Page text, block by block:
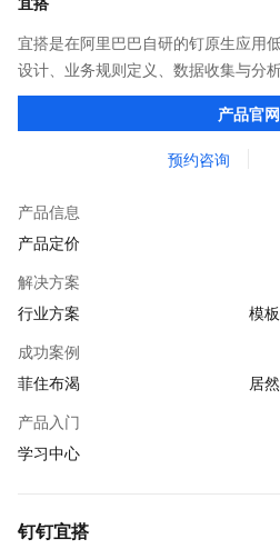
宜搭是在阿里巴巴自研的钉原生应用
设计、业务规则定义、数据收集与分
单的拖拽、配置，即可完成业务应用
产品官网
预约咨询
产品信息
产品定价
解决方案
行业方案
模
成功案例
菲住布渴
居
产品入门
学习中心
钉钉宜搭